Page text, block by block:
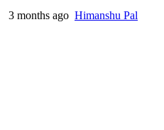
3 months ago Himanshu Pal